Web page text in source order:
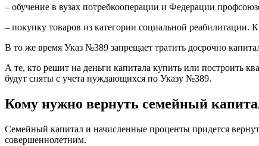
– обучение в вузах потребкооперации и Федерации
– покупку товаров из категории социальной реабилитации.
В то же время Указ №389 запрещает тратить досрочно
А те, кто решит на деньги капитала купить или построить
будут сняты с учета нуждающихся по Указу №389.
Кому нужно вернуть семейный
Семейный капитал и начисленные проценты придется
совершеннолетним.